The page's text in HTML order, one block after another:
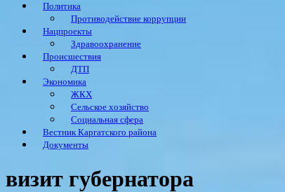
Политика
Противодействие коррупции
Нацпроекты
Здравоохранение
Происшествия
ДТП
Экономика
ЖКХ
Сельское хозяйство
Социальная сфера
Вестник Каргатского района
Документы
визит губернатора